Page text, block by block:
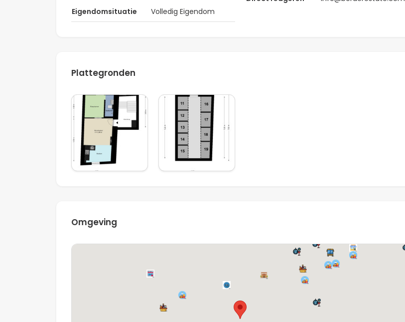
Woonoppervlakte ca. 29,7 m² (NEN 2580 gemeten)
Dubbele beglazing
Slaapkamer met authentieke details
Moderne badkamer
Externe berging in het souterrain (nog te realiseren)
Gelegen in een gemeentelijk monumentaal pand
Efficiënte indeling
Professioneel VvE-beheer wordt beoogd
De maandelijkse voorschotten voor gas, water en elektra bedroegen in 2025 circa €155 per
Eigendomsituatie
Volledig Eigendom
Plattegronden
Omgeving